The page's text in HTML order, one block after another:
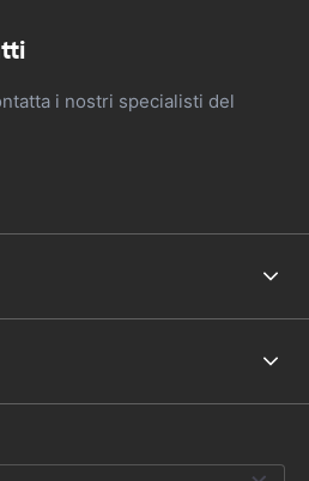
i nostri specialisti del